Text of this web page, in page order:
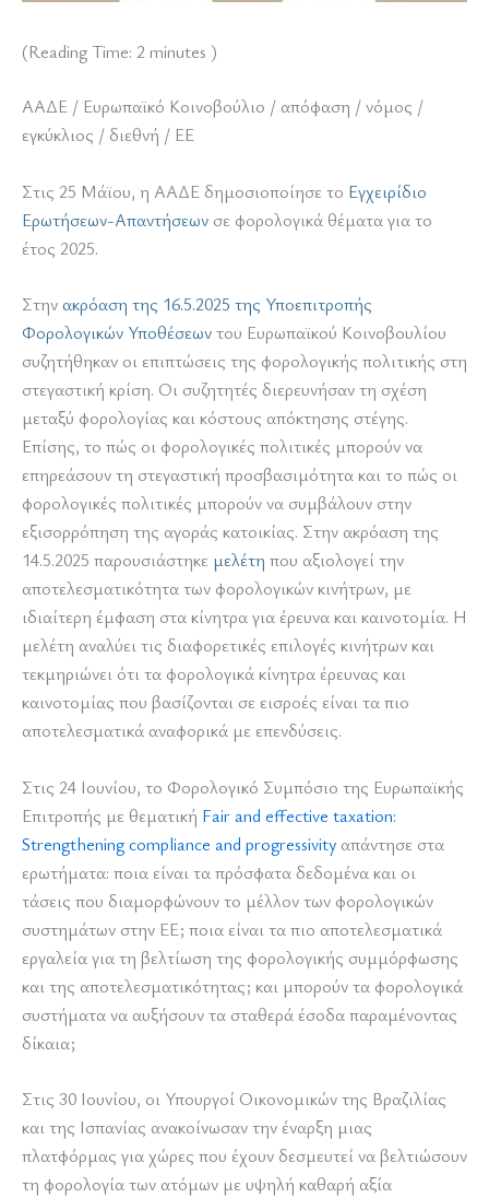
(Reading Time: 2 minutes )
ΑΑΔΕ / Ευρωπαϊκό Κοινοβούλιο / απόφαση / νόμος /
εγκύκλιος / διεθνή / ΕΕ
Στις 25 Μάϊου, η ΑΑΔΕ δημοσιοποίησε το Εγχειρίδιο
Ερωτήσεων-Απαντήσεων σε φορολογικά θέματα για το
έτος 2025.
Στηνακρόαση της 16.5.2025 της Υποεπιτροπής
Φορολογικών Υποθέσεωντου Ευρωπαϊκού Κοινοβουλίου
συζητήθηκαν οι επιπτώσεις της φορολογικής πολιτικής στη
στεγαστική κρίση. Οι συζητητές διερευνήσαν τη σχέση
μεταξύ φορολογίας και κόστους απόκτησης στέγης.
Επίσης, το πώς οι φορολογικές πολιτικές μπορούν να
επηρεάσουν τη στεγαστική προσβασιμότητα και το πώς οι
φορολογικές πολιτικές μπορούν να συμβάλουν στην
εξισορρόπηση της αγοράς κατοικίας. Στην ακρόαση της
14.5.2025 παρουσιάστηκε μελέτη που αξιολογεί την
αποτελεσματικότητα των φορολογικών κινήτρων, με
ιδιαίτερη έμφαση στα κίνητρα για έρευνα και καινοτομία. Η
μελέτη αναλύει τις διαφορετικές επιλογές κινήτρων και
τεκμηριώνει ότι τα φορολογικά κίνητρα έρευνας και
καινοτομίας που βασίζονται σε εισροές είναι τα πιο
αποτελεσματικά αναφορικά με επενδύσεις.
Στις 24 Ιουνίου, το Φορολογικό Συμπόσιο της Ευρωπαϊκής
Επιτροπής με θεματική Fair and effective taxation:
Strengthening compliance and progressivity απάντησε στα
ερωτήματα: ποια είναι τα πρόσφατα δεδομένα και οι
τάσεις που διαμορφώνουν το μέλλον των φορολογικών
συστημάτων στην ΕΕ; ποια είναι τα πιο αποτελεσματικά
εργαλεία για τη βελτίωση της φορολογικής συμμόρφωσης
και της αποτελεσματικότητας; και μπορούν τα φορολογικά
συστήματα να αυξήσουν τα σταθερά έσοδα παραμένοντας
δίκαια;
Στις 30 Ιουνίου, οι Υπουργοί Οικονομικών της Βραζιλίας
και της Ισπανίας ανακοίνωσαν την έναρξη μιας
πλατφόρμας για χώρες που έχουν δεσμευτεί να βελτιώσουν
τη φορολογία των ατόμων με υψηλή καθαρή αξία